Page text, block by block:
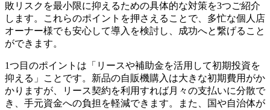
敗リスクを最小限に抑えるための具体的な対策を3つご紹介
します。これらのポイントを押さえることで、多忙な個人店
オーナー様でも安心して導入を検討し、成功へと繋げること
ができます。
1つ目のポイントは「リースや補助金を活用して初期投資を
抑える」ことです。新品の自販機購入は大きな初期費用がか
かりますが、リース契約を利用すれば月々の支払いに分散で
き、手元資金への負担を軽減できます。また、国や自治体が